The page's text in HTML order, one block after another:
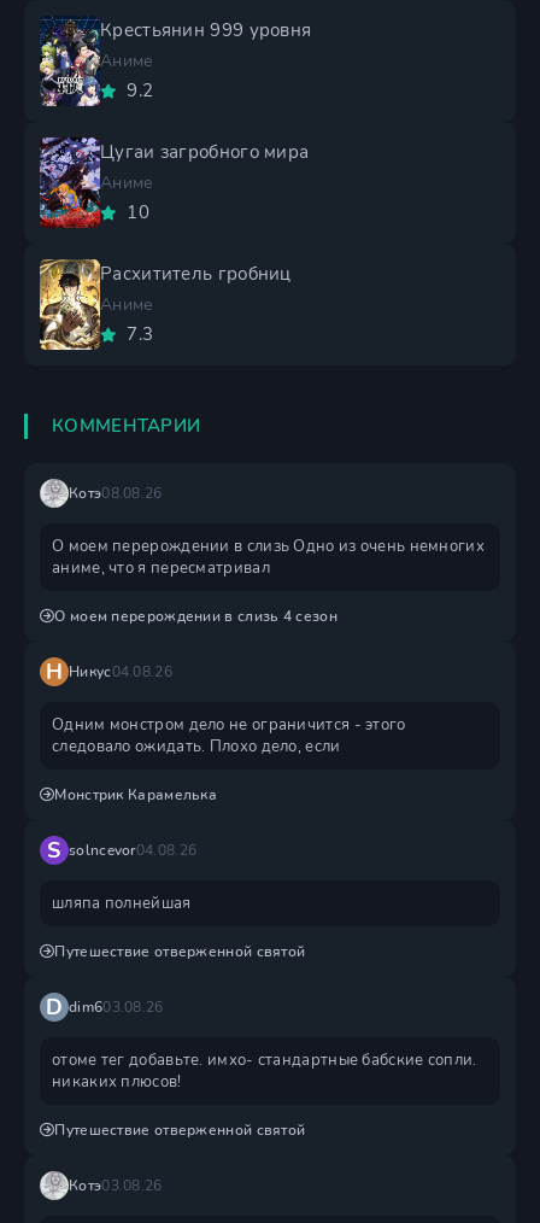
Крестьянин 999 уровня
Аниме
9.2
Цугаи загробного мира
Аниме
10
Расхититель гробниц
Аниме
7.3
КОММЕНТАРИИ
Котэ08.08.26
О моем перерождении в слизь Одно из очень немногих
аниме, что я пересматривал
О моем перерождении в слизь 4 сезон
Н Никус04.08.26
Одним монстром дело не ограничится - этого
следовало ожидать. Плохо дело, если
Монстрик Карамелька
S solncevor04.08.26
шляпа полнейшая
Путешествие отверженной святой
D dim603.08.26
отоме тег добавьте. имхо- стандартные бабские сопли.
никаких плюсов!
Путешествие отверженной святой
Котэ03.08.26